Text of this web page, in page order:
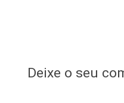
Deixe o seu